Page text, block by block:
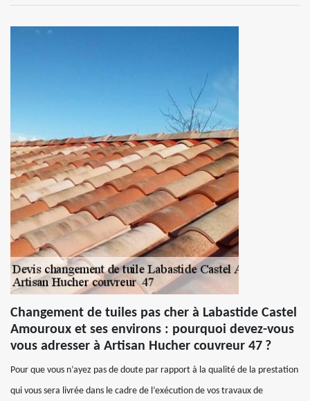
Changement de tuiles pas cher à Labastide Castel
Amouroux et ses environs : pourquoi devez-vous
vous adresser à Artisan Hucher couvreur 47 ?
Pour que vous n’ayez pas de doute par rapport à la qualité de la prestation
qui vous sera livrée dans le cadre de l’exécution de vos travaux de